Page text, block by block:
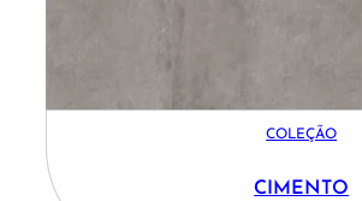
COLEÇÃO
CIMENTO